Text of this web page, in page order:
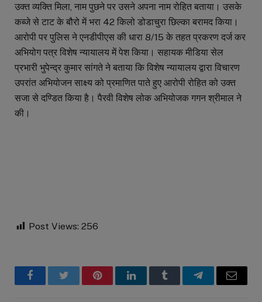
उक्त व्यक्ति मिला, नाम पुछने पर उसने अपना नाम रोहित बताया। उसके
कब्जे से टाट के बौरो में भरा 42 किलो डोडाचुरा छिल्का बरामद किया।
आरोपी पर पुलिस ने एनडीपीएस की धारा 8/15 के तहत प्रकरण दर्ज कर
अभियोग पत्र विशेष न्यायालय में पेश किया। सहायक मीडिया सेल
प्रभारी भुपेन्द्र कुमार सांगते ने बताया कि विशेष न्यायालय द्वारा विचारण
उपरांत अभियोजन साक्ष्य को प्रमाणित पाते हुए आरोपी रोहित को उक्त
सजा से दण्डित किया है। पैरवी विशेष लोक अभियोजक गगन श्रीमाल ने
की।
Post Views: 256
FacebookTwitter PinterestLinkedInTumblr TelegramEmail